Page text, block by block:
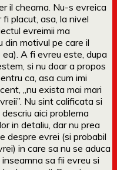
il cheama. Nu-s evreica
placut, asa, la nivel
evreimii ma
din motivul pe care il
A fi evreu este, dupa
si nu doar a propos
ca, asa cum imi
„nu exista mai mari
Nu sint calificata si
aici problema
in detaliu, dar nu prea
despre evrei (si probabil
in care sa nu se aduca
sa fii evreu si